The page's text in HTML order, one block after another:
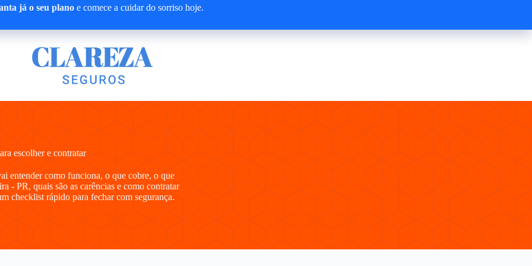
já o seu planoe comece a cuidar do sorriso hoje.
escolher e contratar
entender como funciona, o que cobre, o que
- PR, quais são as carências e como contratar
checklist rápido para fechar com segurança.